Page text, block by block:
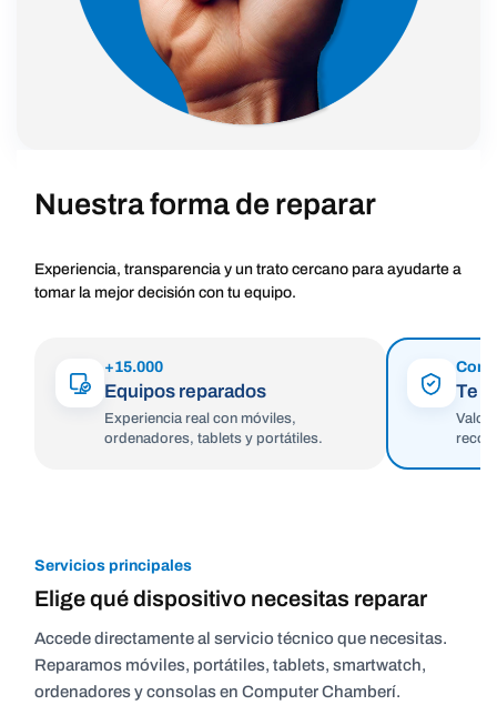
Nuestra forma de reparar
Experiencia, transparencia y un trato cercano para ayudarte a
tomar la mejor decisión con tu equipo.
+15.000
Equipos reparados
Experiencia real con móviles,
ordenadores, tablets y portátiles.
Te
Servicios principales
Elige qué dispositivo necesitas reparar
Accede directamente al servicio técnico que necesitas.
Reparamos móviles, portátiles, tablets, smartwatch,
ordenadores y consolas en Computer Chamberí.